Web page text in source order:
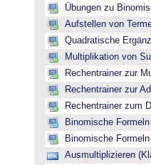
Übungen zu
Aufstellen von
Quadratische
Multiplikation von
Rechentrainer zur
Rechentrainer zur
Rechentrainer zum
Binomische
Binomische
Ausmultiplizieren